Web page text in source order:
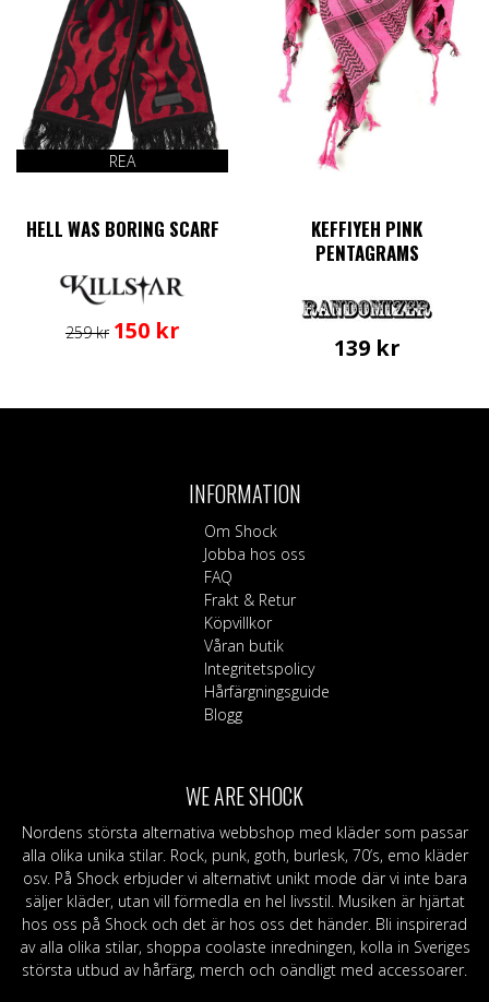
REA
HELL WAS BORING SCARF
259kr Det
150 krDet
KEFFIYEH PINK
PENTAGRAMS
139 kr
INFORMATION
Om Shock
Jobba hos oss
FAQ
Frakt & Retur
Köpvillkor
Våran butik
Integritetspolicy
Hårfärgningsguide
Blogg
WE ARE SHOCK
Nordens största alternativa webbshop med kläder som passar
alla olika unika stilar. Rock, punk, goth, burlesk, 70’s, emo kläder
osv. På Shock erbjuder vi alternativt unikt mode där vi inte bara
säljer kläder, utan vill förmedla en hel livsstil. Musiken är hjärtat
hos oss på Shock och det är hos oss det händer. Bli inspirerad
av alla olika stilar, shoppa coolaste inredningen, kolla in Sveriges
största utbud av hårfärg, merch och oändligt med accessoarer.